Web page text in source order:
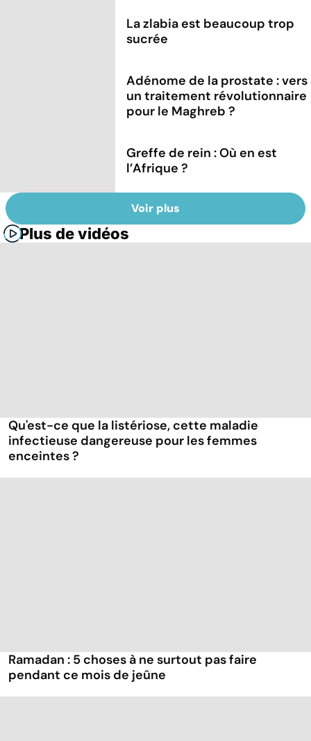
La zlabia est beaucoup trop
sucrée
Adénome de la prostate : vers
un traitement révolutionnaire
pour le Maghreb ?
Greffe de rein : Où en est
l’Afrique ?
Voir plus
Plus de vidéos
Qu'est-ce que la listériose, cette maladie
infectieuse dangereuse pour les femmes
enceintes ?
Ramadan : 5 choses à ne surtout pas faire
pendant ce mois de jeûne